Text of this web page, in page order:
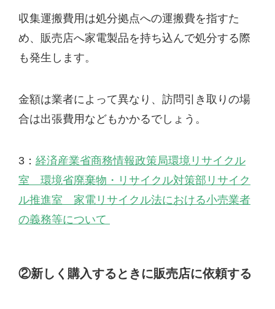
収集運搬費用は処分拠点への運搬費を指すた
め、販売店へ家電製品を持ち込んで処分する際
も発生します。
金額は業者によって異なり、訪問引き取りの場
合は出張費用などもかかるでしょう。
3： 経済産業省商務情報政策局環境リサイクル
室 環境省廃棄物・リサイクル対策部リサイク
ル推進室 家電リサイクル法における小売業者
の義務等について
②新しく購入するときに販売店に依頼する